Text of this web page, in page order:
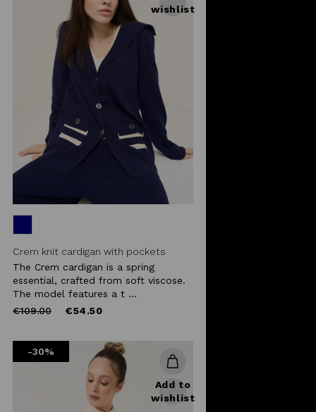
wishlist
Crem knit cardigan with pockets
The Crem cardigan is a spring
essential, crafted from soft viscose.
The model features a t ...
Price
€109.00to €54.50
-30%
Add to
wishlist